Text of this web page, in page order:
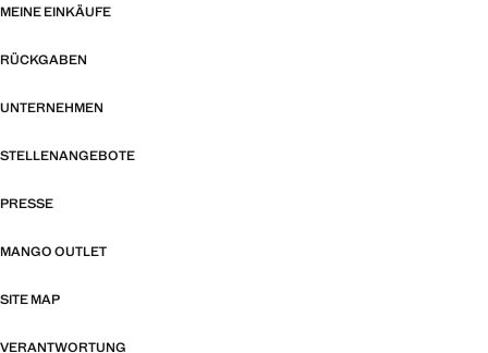
MEINE EINKÄUFE
RÜCKGABEN
UNTERNEHMEN
STELLENANGEBOTE
PRESSE
MANGO OUTLET
SITE MAP
VERANTWORTUNG